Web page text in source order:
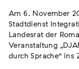
22. Juli 2026 - 04.
Der Weg der
Am 6. November
Stadtdienst
Landesrat der
Veranstaltung
durch Sprache“